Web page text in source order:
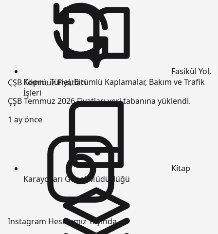
ÇŞB Temmuz Fiyatları
ÇŞB Temmuz 2026 Fiyatları veri tabanına yüklendi.
1 ay önce
Instagram Hesabımız Yayında
Fasikül Yol,
Köprü, Tünel, Bitümlü Kaplamalar, Bakım ve Trafik
İşleri
Kitap
Karayolları Genel Müdürlüğü